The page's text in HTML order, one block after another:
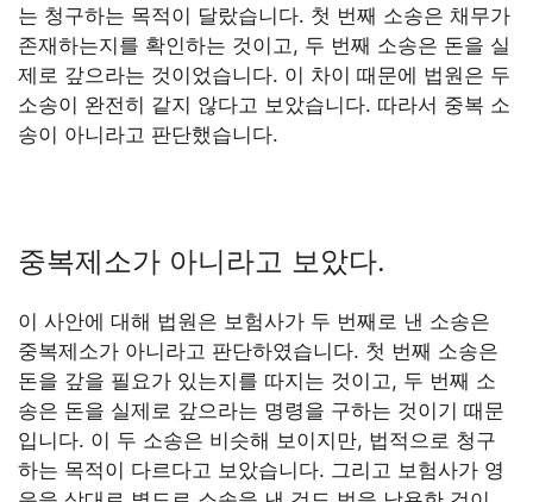
는 청구하는 목적이 달랐습니다. 첫 번째 소송은 채무가
존재하는지를 확인하는 것이고, 두 번째 소송은 돈을 실
제로 갚으라는 것이었습니다. 이 차이 때문에 법원은 두
소송이 완전히 같지 않다고 보았습니다. 따라서 중복 소
송이 아니라고 판단했습니다.
중복제소가 아니라고 보았다.
이 사안에 대해 법원은 보험사가 두 번째로 낸 소송은
중복제소가 아니라고 판단하였습니다. 첫 번째 소송은
돈을 갚을 필요가 있는지를 따지는 것이고, 두 번째 소
송은 돈을 실제로 갚으라는 명령을 구하는 것이기 때문
입니다. 이 두 소송은 비슷해 보이지만, 법적으로 청구
하는 목적이 다르다고 보았습니다. 그리고 보험사가 영